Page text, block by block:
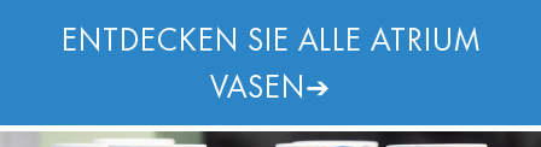
ENTDECKEN SIE ALLE ATRIUM
VASEN➔